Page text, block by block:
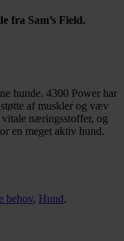
fra Sam’s Field.
hunde. 4300 Power har
af muskler og væv
næringsstoffer, og
en meget aktiv hund.
behov, Hund,